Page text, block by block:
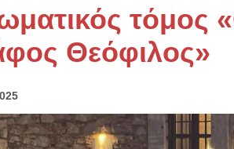
τόμος
Θεόφιλος»